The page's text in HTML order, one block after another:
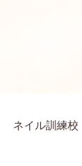
ネイル訓練校